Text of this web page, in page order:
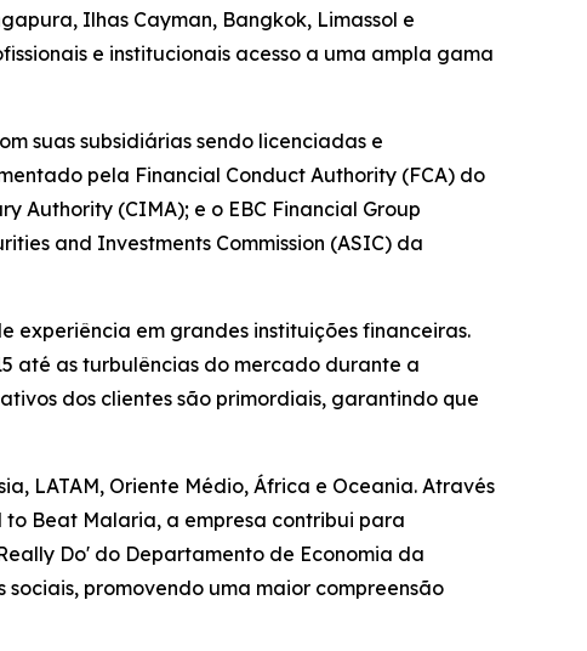
Ilhas Cayman, Bangkok, Limassol e
e institucionais acesso a uma ampla gama
suas subsidiárias sendo licenciadas e
pela Financial Conduct Authority (FCA) do
Authority (CIMA); e o EBC Financial Group
and Investments Commission (ASIC) da
experiência em grandes instituições financeiras.
até as turbulências do mercado durante a
dos clientes são primordiais, garantindo que
LATAM, Oriente Médio, África e Oceania. Através
Beat Malaria, a empresa contribui para
Do' do Departamento de Economia da
promovendo uma maior compreensão